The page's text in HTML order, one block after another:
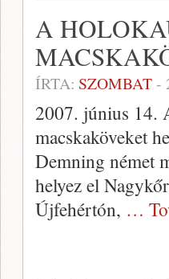
A
ÍRTA: SZOMBAT-
2007. június 14.
macskaköveket
Demning német
helyez el
Újfehértón, …